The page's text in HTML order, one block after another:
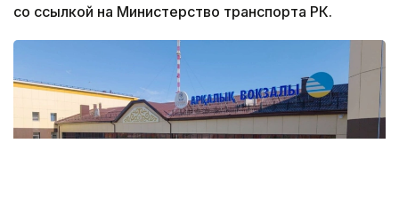
со ссылкой на Министерство транспорта РК.